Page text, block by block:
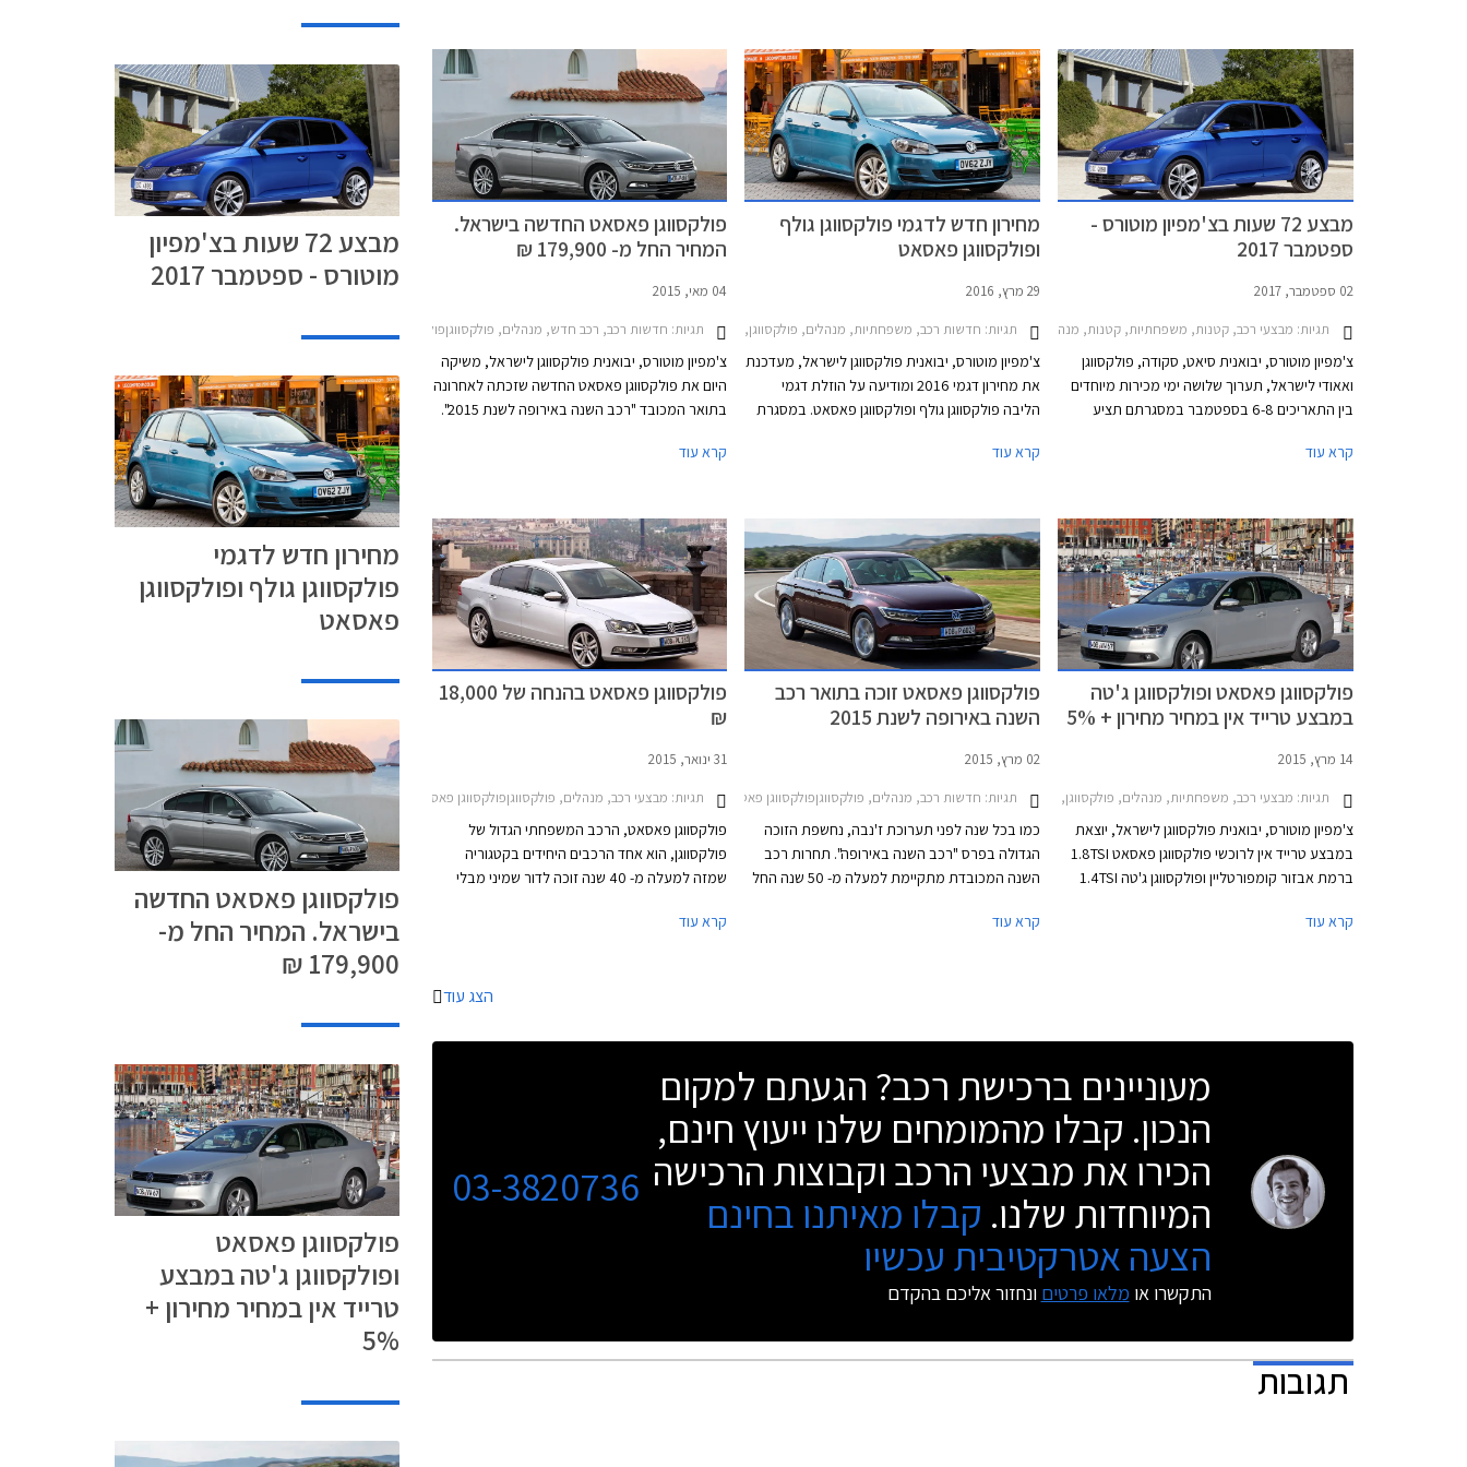
האחרונה הצטרפו גם יונדאי איוניק 6 שתושק בחודש
הבא בישראל, BYD סיל שעושה את צעדיה
הראשונים באירופה בימים אלה ומכוניות סיניות
אחרות.
מבצע 72 שעות בצ'מפיון מוטורס -
ספטמבר 2017
02 ספטמבר, 2017
תגיות: מבצעי רכב, קטנות, משפחתיות, קטנות, מנהלים, פנאי שטח, סקודה, פולקסווגן, פולקסווגן פאסאט 2015-2019, סקודה אוקטביה 2017-2020, סקודה יטי 2014-2018, סקודה סופרב 2015-2019, סקודה פאביה 2008-2010, סקודה סיטיגו 2012-2017, פולקסווגן גולף 5 דלתות 2017-2021, פולקסווגן ג'טה 2015-2018, פולקסווגן חיפושית 2014-2018, פולקסווגן טיגואן 2017-2020, פולקסווגן פולו 5 דלתות 2014-2018מבצע צ'מפיון מוטורס ספטמבר 2017
צ'מפיון מוטורס, יבואנית סיאט, סקודה, פולקסווגן
ואאודי לישראל, תערוך שלושה ימי מכירות מיוחדים
בין התאריכים 6-8 בספטמבר במסגרתם תציע
אאודי וסיאט טרם פורסמו, אך ריכזנו עבורכם מספר
קרא עוד
מחירון חדש לדגמי פולקסווגן גולף
ופולקסווגן פאסאט
29 מרץ, 2016
תגיות: חדשות רכב, משפחתיות, מנהלים, פולקסווגן, פולקסווגן פאסאט 2015-2019, פולקסווגן גולף 5 דלתות 2013-2017מחירון רכב
צ'מפיון מוטורס, יבואנית פולקסווגן לישראל, מעדכנת
את מחירון דגמי 2016 ומודיעה על הוזלת דגמי
הליבה פולקסווגן גולף ופולקסווגן פאסאט. במסגרת
קומפורטליין המצויידת במנוע 1.4 TSI בהספק 150
כ"ס, תשווק מעתה במחיר 144,900 ₪ המגלם
הוזלה של 3,700 ₪ מהמחיר הקודם שעמד על
148,600 ₪.
קרא עוד
פולקסווגן פאסאט החדשה בישראל.
המחיר החל מ- 179,900 ₪
04 מאי, 2015
תגיות: חדשות רכב, רכב חדש, מנהלים, פולקסווגןפולקסווגן פאסאט 2015-2019
צ'מפיון מוטורס, יבואנית פולקסווגן לישראל, משיקה
היום את פולקסווגן פאסאט החדשה שזכתה לאחרונה
בתואר המכובד "רכב השנה באירופה לשנת 2015".
שבין המשפחתיות הגדולות העממיות למשפחתיות
צעד נוסף לכיוון המתחרות היוקרתיות ומציג עיצוב
מוקפד ויוקרתי מבעבר לצד שלל מערכות נוחות
ובטיחות מתקדמות.
קרא עוד
פולקסווגן פאסאט ופולקסווגן ג'טה
במבצע טרייד אין במחיר מחירון + 5%
14 מרץ, 2015
תגיות: מבצעי רכב, משפחתיות, מנהלים, פולקסווגן, פולקסווגן פאסאט 2011-2015פולקסווגן ג'טה 2011-2015
צ'מפיון מוטורס, יבואנית פולקסווגן לישראל, יוצאת
במבצע טרייד אין לרוכשי פולקסווגן פאסאט 1.8TSI
ברמת אבזור קומפורטליין ופולקסווגן ג'טה 1.4TSI
החברה לרכוש את רכבכם הישן במחיר הגבוה ב-
קרא עוד
פולקסווגן פאסאט זוכה בתואר רכב
השנה באירופה לשנת 2015
02 מרץ, 2015
תגיות: חדשות רכב, מנהלים, פולקסווגןפולקסווגן פאסאט 2015-2019
כמו בכל שנה לפני תערוכת ז'נבה, נחשפת הזוכה
הגדולה בפרס "רכב השנה באירופה". תחרות רכב
השנה המכובדת מתקיימת למעלה מ- 50 שנה החל
קרא עוד
פולקסווגן פאסאט בהנחה של 18,000
₪
31 ינואר, 2015
תגיות: מבצעי רכב, מנהלים, פולקסווגןפולקסווגן פאסאט 2011-2015
פולקסווגן פאסאט, הרכב המשפחתי הגדול של
פולקסווגן, הוא אחד הרכבים היחידים בקטגוריה
שמזה למעלה מ- 40 שנה זוכה לדור שמיני מבלי
בתעשייה שמחפשת כל העת שינויים וחידושים צריך
שחל במעמדה של פולקסווגן פאסאט במהלך השנים.
קרא עוד
הצג עוד
מעוניינים ברכישת רכב? הגעתם למקום
הנכון. קבלו מהמומחים שלנו ייעוץ חינם,
הכירו את מבצעי הרכב וקבוצות הרכישה
המיוחדות שלנו. קבלו מאיתנו בחינם
הצעה אטרקטיבית עכשיו
התקשרו או מלאו פרטים ונחזור אליכם בהקדם
03-3820736
תגובות
מבצע 72 שעות בצ'מפיון
מוטורס - ספטמבר 2017
מחירון חדש לדגמי
פולקסווגן גולף ופולקסווגן
פאסאט
פולקסווגן פאסאט החדשה
בישראל. המחיר החל מ-
179,900 ₪
פולקסווגן פאסאט
ופולקסווגן ג'טה במבצע
טרייד אין במחיר מחירון +
5%